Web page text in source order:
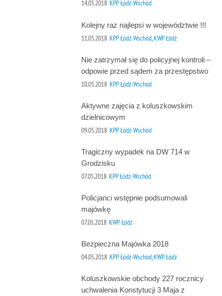
14.05.2018 KPP Łódź-Wschód
Kolejny raz najlepsi w województwie !!!
11.05.2018 KPP Łódź-Wschód, KWP Łódź
Nie zatrzymał się do policyjnej kontroli –
odpowie przed sądem za przestępstwo
10.05.2018 KPP Łódź-Wschód
Aktywne zajęcia z koluszkowskim
dzielnicowym
09.05.2018 KPP Łódź-Wschód
Tragiczny wypadek na DW 714 w
Grodzisku
07.05.2018 KPP Łódź-Wschód
Policjanci wstępnie podsumowali
majówkę
07.05.2018 KWP Łódź
Bezpieczna Majówka 2018
04.05.2018 KPP Łódź-Wschód, KWP Łódź
Koluszkowskie obchody 227 rocznicy
uchwalenia Konstytucji 3 Maja z